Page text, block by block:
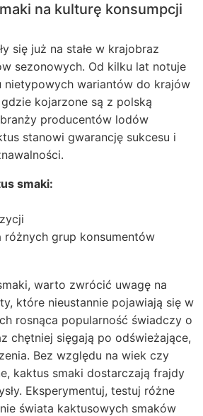
na kulturę konsumpcji
się już na stałe w krajobraz
sezonowych. Od kilku lat notuje
nietypowych wariantów do krajów
kojarzone są z polską
producentów lodów
stanowi gwarancję sukcesu i
smaki:
różnych grup konsumentów
warto zwrócić uwagę na
które nieustannie pojawiają się w
rosnąca popularność świadczy o
chętniej sięgają po odświeżające,
Bez względu na wiek czy
kaktus smaki dostarczają frajdy
Eksperymentuj, testuj różne
świata kaktusowych smaków